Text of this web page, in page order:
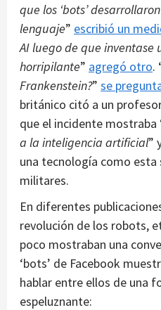
que los ‘bots’
lenguaje” escribió un
AI luego de que inventase
horripilante” agregó otro.
Frankenstein?” se
británico citó a un
que el incidente mostraba
a la inteligencia artificial”
una tecnología como
militares.
En diferentes
revolución de los robots,
poco mostraban una
‘bots’ de Facebook
hablar entre ellos de una
espeluznante: